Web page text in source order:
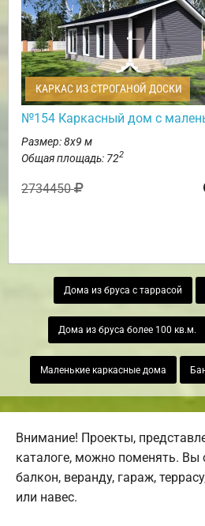
КАРКАС ИЗ СТРОГАНОЙ ДОСКИ
№154 Каркасный дом с
Размер: 8х9 м
Общая площадь: 722
2734450
Дома из бруса с таррасой
Дома из бруса более 100 кв.м.
Маленькие каркасные дома
Внимание! Проекты,
каталоге, можно поменять. Вы
балкон, веранду, гараж,
или навес.